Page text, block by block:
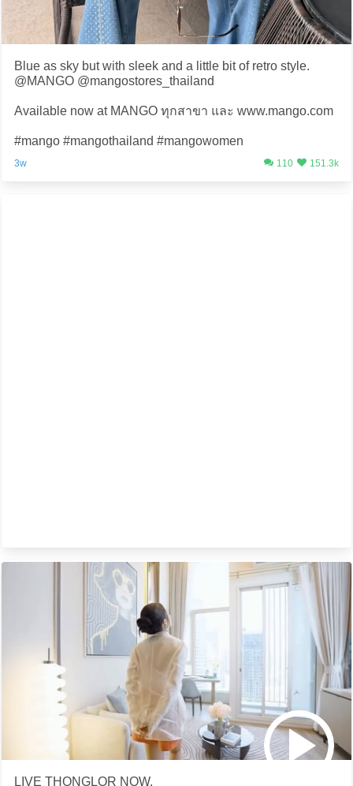
Blue as sky but with sleek and a little bit of retro style.
@MANGO @mangostores_thailand
Available now at MANGO ทุกสาขา และ www.mango.com
#mango #mangothailand #mangowomen
3w 110 151.3k
LIVE THONGLOR NOW.